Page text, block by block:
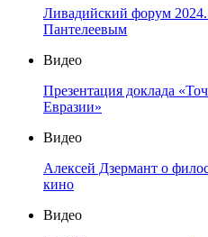
Ливадийский форум
Пантелеевым
Видео
Презентация доклада
Евразии»
Видео
Алексей Дзермант о
кино
Видео